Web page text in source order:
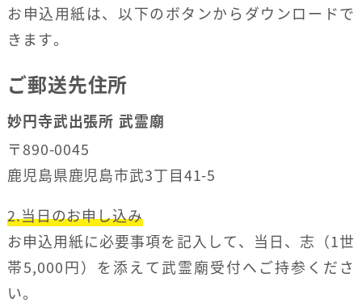
お申込用紙は、以下のボタンからダウンロードで
きます。
ご郵送先住所
妙円寺武出張所 武霊廟
〒890-0045
鹿児島県鹿児島市武3丁目41-5
2.当日のお申し込み
お申込用紙に必要事項を記入して、当日、志（1世
帯5,000円）を添えて武霊廟受付へご持参くださ
い。